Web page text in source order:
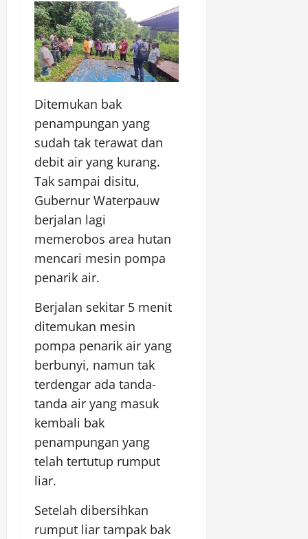
Ditemukan bak
penampungan yang
sudah tak terawat dan
debit air yang kurang.
Tak sampai disitu,
Gubernur Waterpauw
berjalan lagi
memerobos area hutan
mencari mesin pompa
penarik air.
Berjalan sekitar 5 menit
ditemukan mesin
pompa penarik air yang
berbunyi, namun tak
terdengar ada tanda-
tanda air yang masuk
kembali bak
penampungan yang
telah tertutup rumput
liar.
Setelah dibersihkan
rumput liar tampak bak